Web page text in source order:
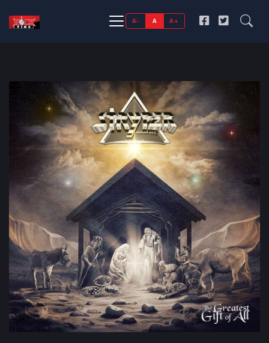
A- A A+